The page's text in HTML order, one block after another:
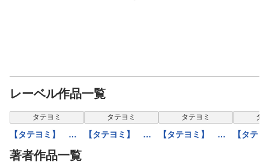
レーベル作品一覧
タテヨミ
【タテヨミ】 き
つねの嫁入り 漢
字仮名交じり文
タテヨミ
【タテヨミ】 お
タテヨミ
【タテヨミ】 七
タ
【タテ
著者作品一覧